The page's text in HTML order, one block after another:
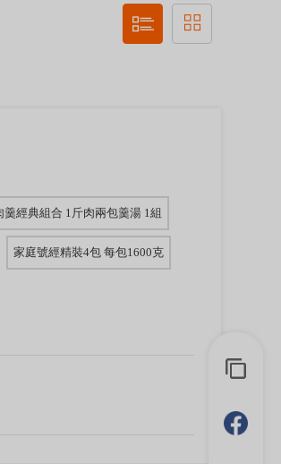
羹經典組合 1斤肉兩包羹湯 1組
家庭號經精裝4包 每包1600克